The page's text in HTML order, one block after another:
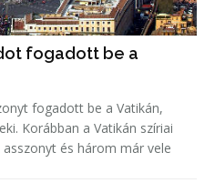
fogadott be a
fogadott be a Vatikán,
Korábban a Vatikán szíriai